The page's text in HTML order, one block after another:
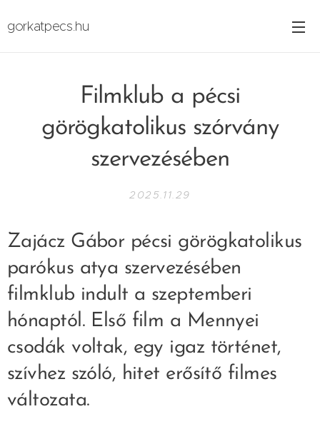
gorkatpecs.hu
Filmklub a pécsi
görögkatolikus szórvány
szervezésében
2025.11.29
Zajácz Gábor pécsi görögkatolikus
parókus atya szervezésében
filmklub indult a szeptemberi
hónaptól. Első film a Mennyei
csodák voltak, egy igaz történet,
szívhez szóló, hitet erősítő filmes
változata.